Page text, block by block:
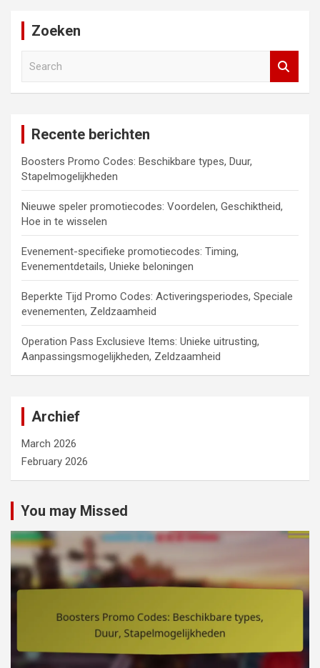
Zoeken
Recente berichten
Boosters Promo Codes: Beschikbare types, Duur,
Stapelmogelijkheden
Nieuwe speler promotiecodes: Voordelen, Geschiktheid,
Hoe in te wisselen
Evenement-specifieke promotiecodes: Timing,
Evenementdetails, Unieke beloningen
Beperkte Tijd Promo Codes: Activeringsperiodes, Speciale
evenementen, Zeldzaamheid
Operation Pass Exclusieve Items: Unieke uitrusting,
Aanpassingsmogelijkheden, Zeldzaamheid
Archief
March 2026
February 2026
You may Missed